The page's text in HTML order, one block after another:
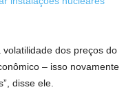
dos preços do
– isso novamente
disse ele.